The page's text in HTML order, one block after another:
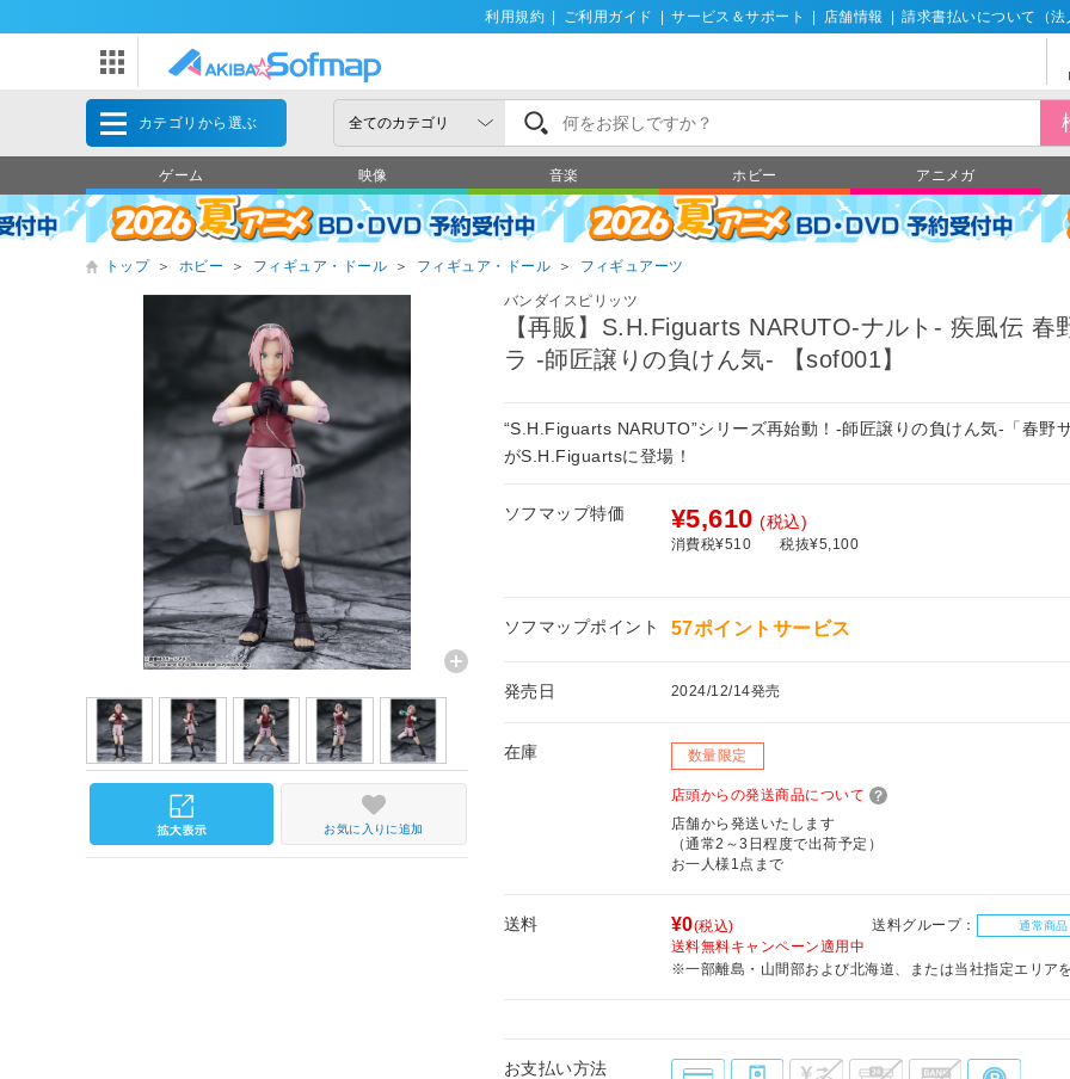
利用規約 ご利用ガイド サービス＆サポート 店舗情報 請求書払いについて（法
カテゴリから選ぶ
ゲーム 映像 音楽 ホビー アニメガ
トップ ＞ ホビー ＞ フィギュア・ドール ＞ フィギュア・ドール ＞ フィギュアーツ
バンダイスピリッツ
【再販】S.H.Figuarts NARUTO-ナルト- 疾風伝 春
ラ ‐師匠譲りの負けん気- 【sof001】
“S.H.Figuarts NARUTO”シリーズ再始動！-師匠譲りの負けん気-「春野
がS.H.Figuartsに登場！
ソフマップ特価 ¥5,610 (税込)
消費税¥510 税抜¥5,100
ソフマップポイント 57ポイントサービス
発売日 2024/12/14発売
在庫 数量限定
店頭からの発送商品について
店舗から発送いたします
（通常2～3日程度で出荷予定）
お一人様1点まで
送料 ¥0(税込) 送料グループ： 通常商品
送料無料キャンペーン適用中
※一部離島・山間部および北海道、または当社指定エリア
お支払い方法
お気に入りに追加